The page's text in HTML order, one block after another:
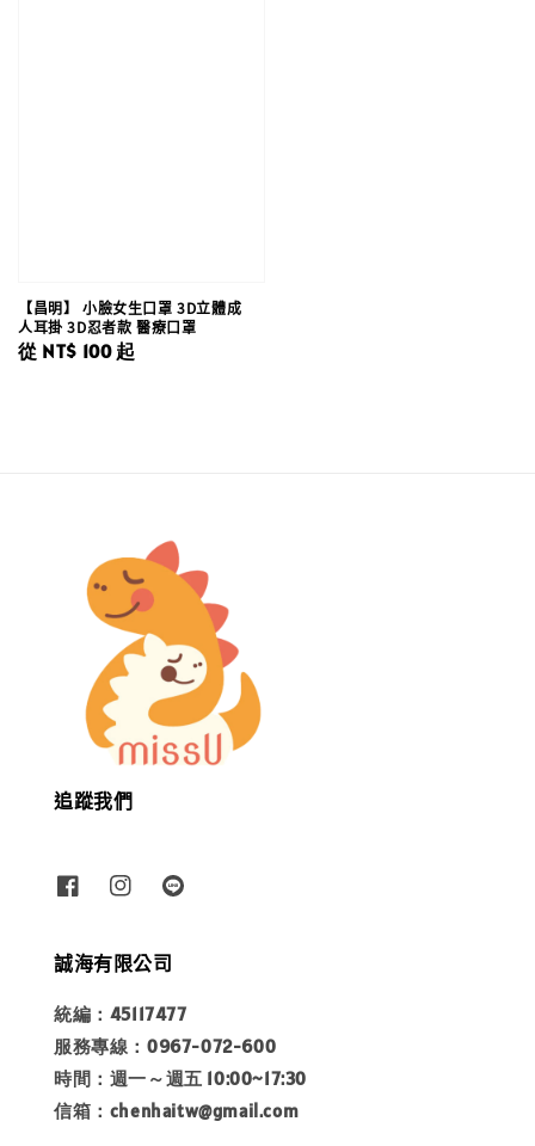
【昌明】 小臉女生口罩 3D立體成
人耳掛 3D忍者款 醫療口罩
Regular
從 NT$ 100起
追蹤我們
誠海有限公司
統編：45117477
服務專線：0967-072-600
時間：週一～週五 10:00~17:30
信箱：chenhaitw@gmail.com